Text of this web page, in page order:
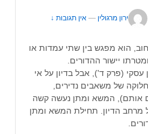
ירון מרגולין — אין תגובות ↓
הוא מפגש בין שתי עמדות או
יישור ההדורים.
(פרק ד'), אבל בדיון על אי
של משאבים נדירים,
אותם), המשא ומתן נעשה קשה
מרחב הדיון. תחילת המשא ומתן